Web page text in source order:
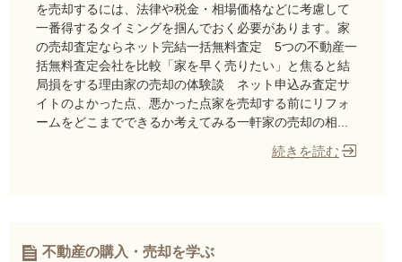
を売却するには、法律や税金・相場価格などに考慮して
一番得するタイミングを掴んでおく必要があります。家
の売却査定ならネット完結一括無料査定 5つの不動産一
括無料査定会社を比較「家を早く売りたい」と焦ると結
局損をする理由家の売却の体験談 ネット申込み査定サ
イトのよかった点、悪かった点家を売却する前にリフォ
ームをどこまでできるか考えてみる一軒家の売却の相...
続きを読む
不動産の購入・売却を学ぶ